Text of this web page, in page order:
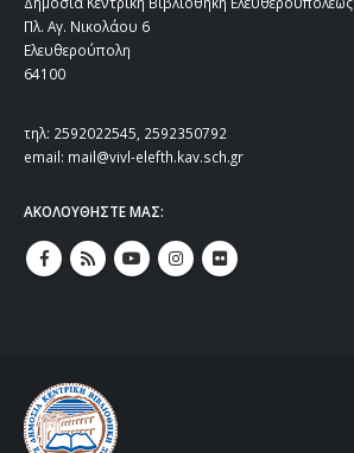
Πλ. Αγ. Νικολάου 6
Ελευθερούπολη
64100
τηλ: 2592022545, 2592350792
email: mail@vivl-elefth.kav.sch.gr
ΑΚΟΛΟΥΘΗΣΤΕ ΜΑΣ: